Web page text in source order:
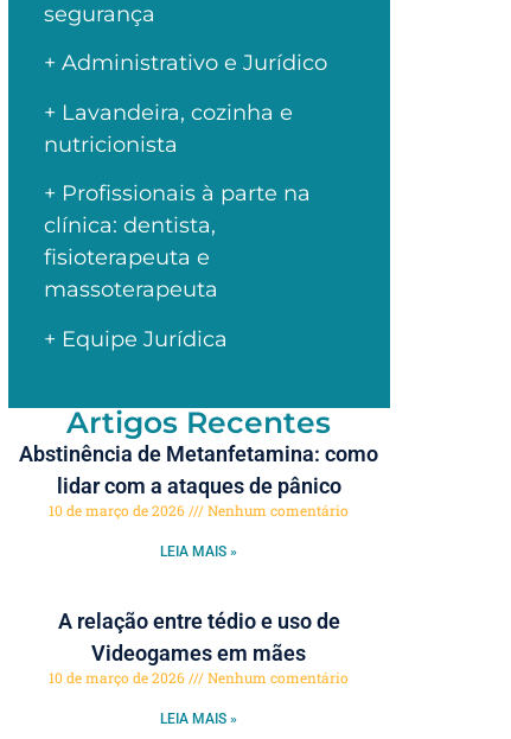
segurança
+ Administrativo e Jurídico
+ Lavandeira, cozinha e
nutricionista
+ Profissionais à parte na
clínica: dentista,
fisioterapeuta e
massoterapeuta
+ Equipe Jurídica
Artigos Recentes
Abstinência de Metanfetamina: como
lidar com a ataques de pânico
10 de março de 2026 Nenhum comentário
LEIA MAIS »
A relação entre tédio e uso de
Videogames em mães
10 de março de 2026 Nenhum comentário
LEIA MAIS »